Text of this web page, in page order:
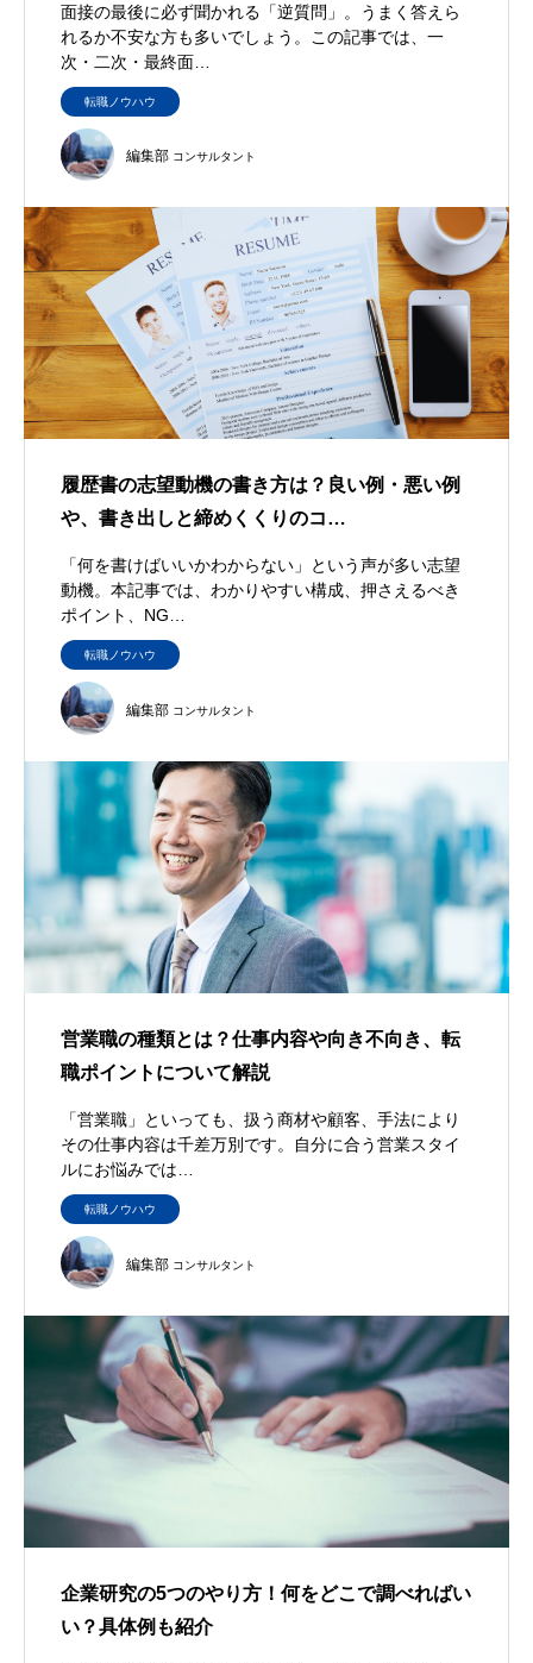
面接の最後に必ず聞かれる「逆質問」。うまく答えら
れるか不安な方も多いでしょう。この記事では、一
次・二次・最終面…
転職ノウハウ
編集部 コンサルタント
履歴書の志望動機の書き方は？良い例・悪い例
や、書き出しと締めくくりのコ…
「何を書けばいいかわからない」という声が多い志望
動機。本記事では、わかりやすい構成、押さえるべき
ポイント、NG…
転職ノウハウ
編集部 コンサルタント
営業職の種類とは？仕事内容や向き不向き、転
職ポイントについて解説
「営業職」といっても、扱う商材や顧客、手法により
その仕事内容は千差万別です。自分に合う営業スタイ
ルにお悩みでは…
転職ノウハウ
編集部 コンサルタント
企業研究の5つのやり方！何をどこで調べればい
い？具体例も紹介